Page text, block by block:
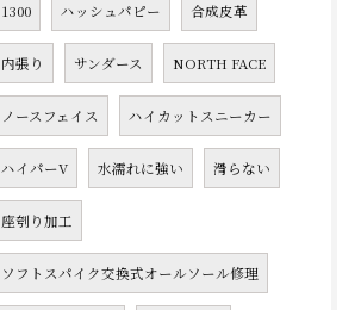
1300 ハッシュパピー 合成皮革
内張り サンダース NORTH FACE
ノースフェイス ハイカットスニーカー
ハイパーV 水濡れに強い 滑らない
座刳り加工
ソフトスパイク交換式オールソール修理